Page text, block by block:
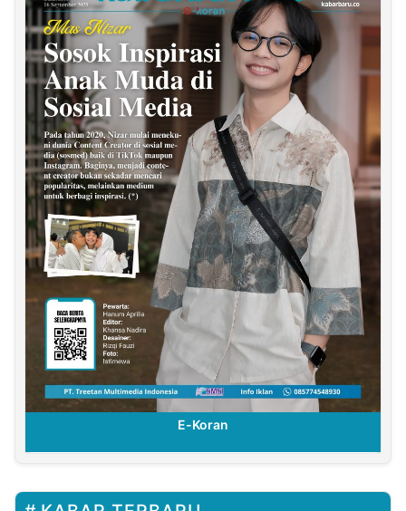
E-Koran